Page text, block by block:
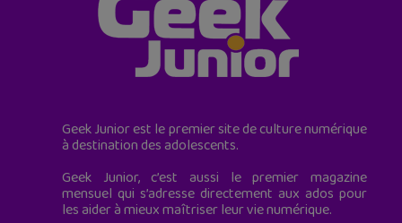
Geek Junior est le premier site de culture numérique
à destination des adolescents.
Geek Junior, c’est aussi le premier magazine
mensuel qui s’adresse directement aux ados pour
les aider à mieux maîtriser leur vie numérique.